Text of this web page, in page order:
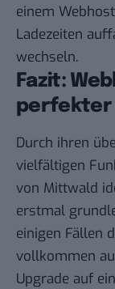
einem
Ladezeiten
wechseln.
Fazit:
perfekter
Durch ihren
vielfältigen
von Mittwald
erstmal
einigen Fällen
vollkommen
Upgrade auf